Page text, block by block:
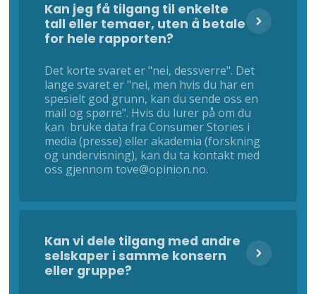
Kan jeg få tilgang til enkelte
tall eller temaer, uten å betale
for hele rapporten?
Det korte svaret er "nei, dessverre". Det
lange svaret er "nei, men hvis du har en
spesielt god grunn, kan du sende oss en
mail og spørre". Hvis du lurer på om du
kan bruke data fra Consumer Stories i
media (presse) eller akademia (forskning
og undervisning), kan du ta kontakt med
oss gjennom tove@opinion.no.
Kan vi dele tilgang med andre
selskaper i samme konsern
eller gruppe?